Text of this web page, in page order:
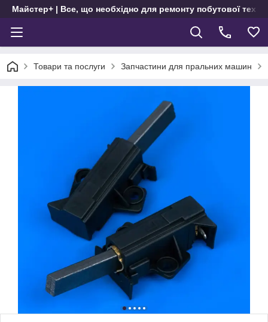
Майстер+ | Все, що необхідно для ремонту побутової
Товари та послуги Запчастини для пральних машин